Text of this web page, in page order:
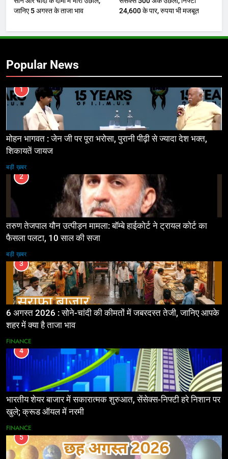
जानिए 5 अगस्त के ताजा भाव
24,600 के पार, रुपया भी मजबूत
Popular News
1
मोहन भागवत : जेन जी पर पूरा भरोसा, पुरानी पीढ़ी से ज्यादा देश भक्त,
शिकायतें जायज
बड़ी ख़बर
2
तरुण तेजपाल यौन उत्पीड़न मामला: बॉम्बे हाईकोर्ट ने ट्रायल कोर्ट का
फैसला पलटा, 10 साल की सजा
बड़ी ख़बर
3
6 अगस्त 2026 : सोने-चांदी की कीमतों में जबरदस्त तेजी, जानिए आपके
शहर में क्या है ताजा भाव
FINANCE
4
भारतीय शेयर बाजार में सकारात्मक शुरुआत, सेंसेक्स-निफ्टी हरे निशान पर
खुले; क्रूड ऑयल में नरमी
FINANCE
5